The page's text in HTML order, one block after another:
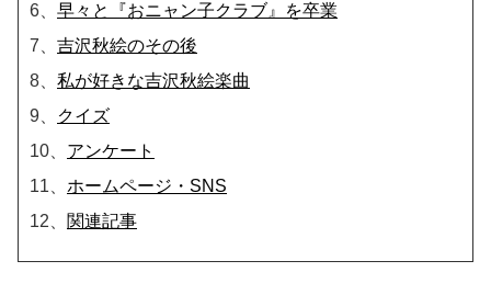
6、 早々と『おニャン子クラブ』を卒業
7、 吉沢秋絵のその後
8、 私が好きな吉沢秋絵楽曲
9、
クイズ
10、 アンケート
11、 ホームページ・SNS
12、 関連記事